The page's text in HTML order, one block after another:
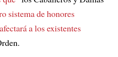
sistema de honores
a los existentes